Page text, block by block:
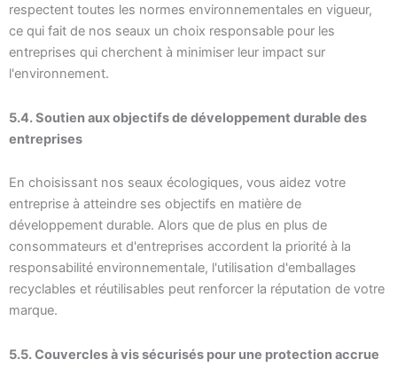
respectent toutes les normes environnementales en vigueur,
ce qui fait de nos seaux un choix responsable pour les
entreprises qui cherchent à minimiser leur impact sur
l'environnement.
5.4. Soutien aux objectifs de développement durable des
entreprises
En choisissant nos seaux écologiques, vous aidez votre
entreprise à atteindre ses objectifs en matière de
développement durable. Alors que de plus en plus de
consommateurs et d'entreprises accordent la priorité à la
responsabilité environnementale, l'utilisation d'emballages
recyclables et réutilisables peut renforcer la réputation de votre
marque.
5.5. Couvercles à vis sécurisés pour une protection accrue